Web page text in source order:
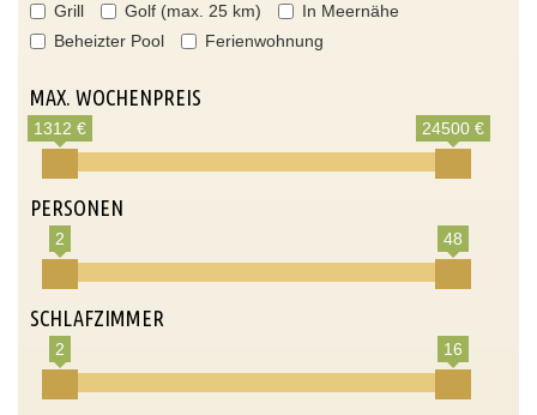
Grill
Golf (max. 25 km)
In Meernähe
Beheizter Pool
Ferienwohnung
MAX. WOCHENPREIS
1312 € 24500 €
PERSONEN
2 48
SCHLAFZIMMER
2 16